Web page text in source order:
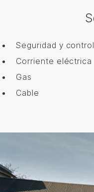
Seguridad y
Corriente eléctrica
Gas
Cable